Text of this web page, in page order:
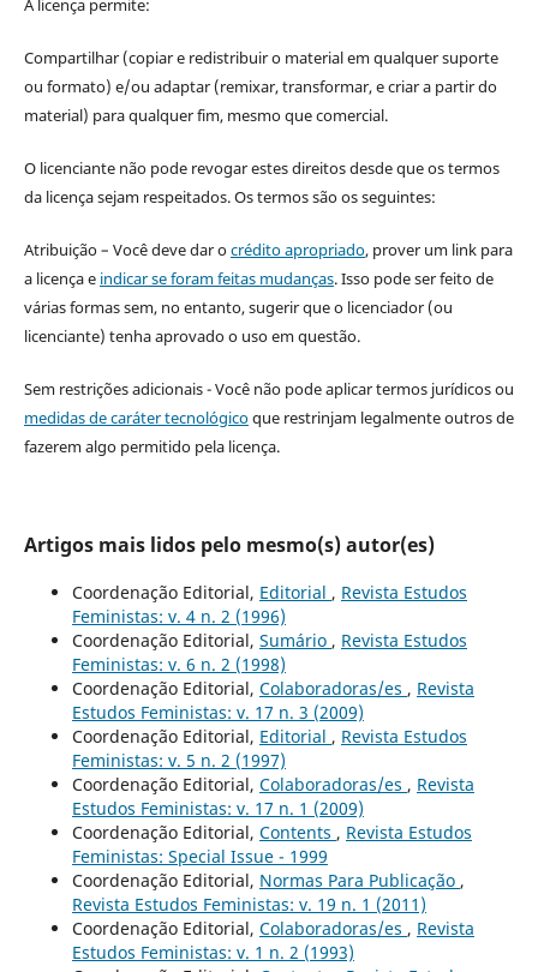
A licença permite:
Compartilhar (copiar e redistribuir o material em qualquer suporte
ou formato) e/ou adaptar (remixar, transformar, e criar a partir do
material) para qualquer fim, mesmo que comercial.
O licenciante não pode revogar estes direitos desde que os termos
da licença sejam respeitados. Os termos são os seguintes:
Atribuição – Você deve dar ocrédito apropriado, prover um link para
a licença e indicar se foram feitas mudanças. Isso pode ser feito de
várias formas sem, no entanto, sugerir que o licenciador (ou
licenciante) tenha aprovado o uso em questão.
Sem restrições adicionais - Você não pode aplicar termos jurídicos ou
medidas de caráter tecnológicoque restrinjam legalmente outros de
fazerem algo permitido pela licença.
Artigos mais lidos pelo mesmo(s) autor(es)
Coordenação Editorial, Editorial , Revista Estudos
Feministas: v. 4 n. 2 (1996)
Coordenação Editorial, Sumário , Revista Estudos
Feministas: v. 6 n. 2 (1998)
Coordenação Editorial, Colaboradoras/es , Revista
Estudos Feministas: v. 17 n. 3 (2009)
Coordenação Editorial, Editorial , Revista Estudos
Feministas: v. 5 n. 2 (1997)
Coordenação Editorial, Colaboradoras/es , Revista
Estudos Feministas: v. 17 n. 1 (2009)
Coordenação Editorial, Contents , Revista Estudos
Feministas: Special Issue - 1999
Coordenação Editorial, Normas Para Publicação ,
Revista Estudos Feministas: v. 19 n. 1 (2011)
Coordenação Editorial, Colaboradoras/es , Revista
Estudos Feministas: v. 1 n. 2 (1993)